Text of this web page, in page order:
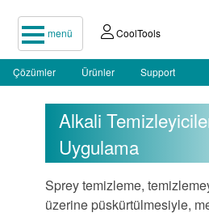
menü CoolTools
Çözümler Ürünler Support
Alkali
Uygulama
Sprey temizleme,
üzerine püskürtülmesiyle,